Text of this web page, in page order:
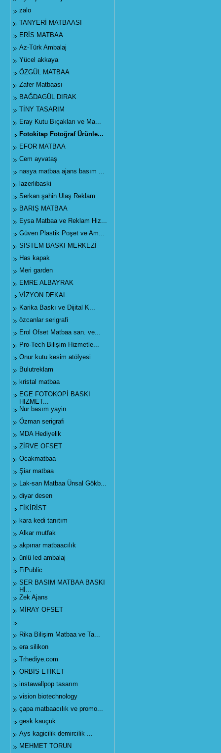
zalo
TANYERİ MATBAASI
ERİS MATBAA
Az-Türk Ambalaj
Yücel akkaya
ÖZGÜL MATBAA
Zafer Matbaası
BAĞDAGÜL DIRAK
TİNY TASARIM
Eray Kutu Bıçakları ve Ma...
Fotokitap Fotoğraf Ürünle...
EFOR MATBAA
Cem ayvataş
nasya matbaa ajans basım ...
lazerlibaski
Serkan şahin Ulaş Reklam
BARIŞ MATBAA
Eysa Matbaa ve Reklam Hiz...
Güven Plastik Poşet ve Am...
SİSTEM BASKI MERKEZİ
Has kapak
Meri garden
EMRE ALBAYRAK
VİZYON DEKAL
Karika Baskı ve Dijital K...
özcanlar serigrafi
Erol Ofset Matbaa san. ve...
Pro-Tech Bilişim Hizmetle...
Onur kutu kesim atölyesi
Bulutreklam
kristal matbaa
EGE FOTOKOPİ BASKI
HIZMET...
Nur basım yayin
Özman serigrafi
MDA Hediyelik
ZİRVE OFSET
Ocakmatbaa
Şiar matbaa
Lak-san Matbaa Ünsal Gökb...
diyar desen
FİKİRİST
kara kedi tanıtım
Alkar mutfak
akpınar matbaacılık
ünlü led ambalaj
FiPublic
SER BASIM MATBAA BASKI
Hİ...
Zek Ajans
MİRAY OFSET
Rika Bilişim Matbaa ve Ta...
era silikon
Trhediye.com
ORBİS ETİKET
instawallpop tasarım
vision biotechnology
çapa matbaacılık ve promo...
gesk kauçuk
Ays kagicilik demircilik ...
MEHMET TORUN